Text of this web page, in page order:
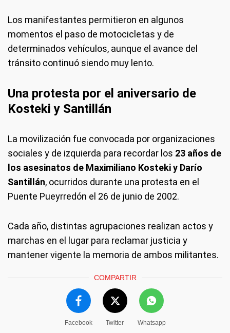
Los manifestantes permitieron en algunos
momentos el paso de motocicletas y de
determinados vehículos, aunque el avance del
tránsito continuó siendo muy lento.
Una protesta por el aniversario de
Kosteki y Santillán
La movilización fue convocada por organizaciones
sociales y de izquierda para recordar los 23 años de
los asesinatos de Maximiliano Kosteki y Darío
Santillán, ocurridos durante una protesta en el
Puente Pueyrredón el 26 de junio de 2002.
Cada año, distintas agrupaciones realizan actos y
marchas en el lugar para reclamar justicia y
mantener vigente la memoria de ambos militantes.
COMPARTIR
Facebook Twitter Whatsapp